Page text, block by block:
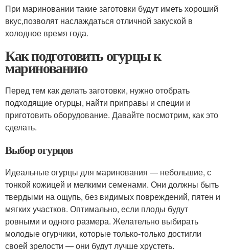
При мариновании такие заготовки будут иметь хороший
вкус,позволят наслаждаться отличной закуской в
холодное время года.
Как подготовить огурцы к
маринованию
Перед тем как делать заготовки, нужно отобрать
подходящие огурцы, найти приправы и специи и
приготовить оборудование. Давайте посмотрим, как это
сделать.
Выбор огурцов
Идеальные огурцы для маринования — небольшие, с
тонкой кожицей и мелкими семенами. Они должны быть
твердыми на ощупь, без видимых повреждений, пятен и
мягких участков. Оптимально, если плоды будут
ровными и одного размера. Желательно выбирать
молодые огурчики, которые только-только достигли
своей зрелости — они будут лучше хрустеть.